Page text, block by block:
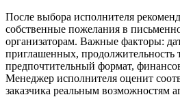
После выбора исполнителя
собственные пожелания в
организаторам. Важные факторы:
приглашенных, продолжительность
предпочтительный формат,
Менеджер исполнителя оценит
заказчика реальным возможностям